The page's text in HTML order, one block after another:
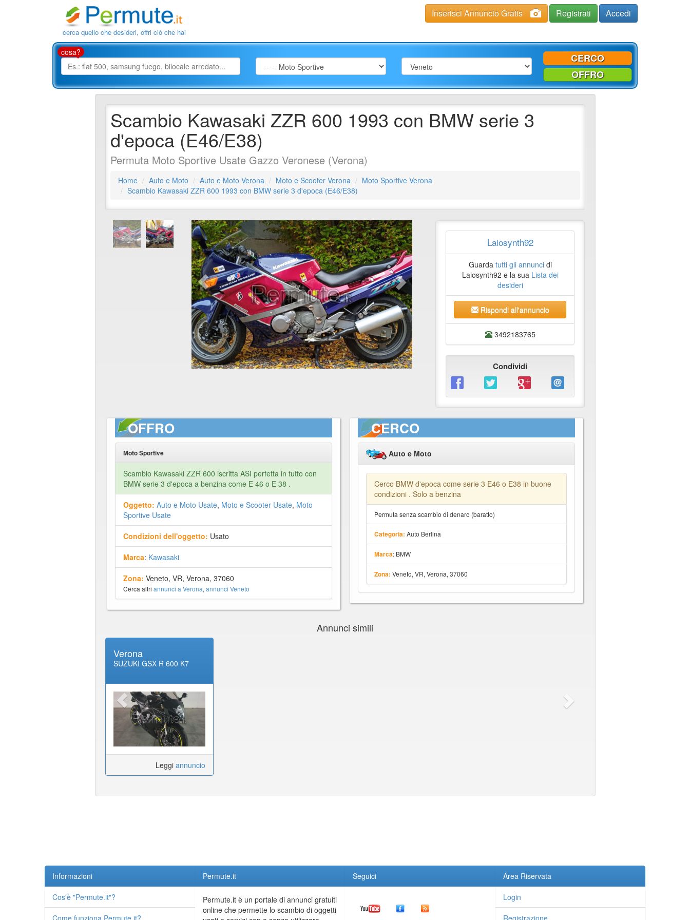
cerca quello che desideri, offri ciò che hai
Inserisci Annuncio Gratis Registrati Accedi
cosa?
CERCO
OFFRO
Scambio Kawasaki ZZR 600 1993 con BMW serie 3
d'epoca (E46/E38)
Permuta Moto Sportive Usate Gazzo Veronese (Verona)
Home Auto e Moto Auto e Moto Verona Moto e Scooter Verona
Moto Sportive Verona
Scambio Kawasaki ZZR 600 1993 con BMW serie 3 d'epoca (E46/E38)
Laiosynth92
Guarda tutti gli annuncidi
Laiosynth92 e la sua Lista dei
desideri
Rispondi all'annuncio
3492183765
Condividi
OFFRO
Moto Sportive
Scambio Kawasaki ZZR 600 iscritta ASI perfetta in tutto con
BMW serie 3 d'epoca a benzina come E 46 o E 38 .
Oggetto: Auto e Moto Usate, Moto e Scooter Usate, Moto
Sportive Usate
Condizioni dell'oggetto: Usato
Marca: Kawasaki
Zona: Veneto, VR, Verona, 37060
Cerca altri annunci a Verona, annunci Veneto
CERCO
Auto e Moto
Cerco BMW d'epoca come serie 3 E46 o E38 in buone
condizioni . Solo a benzina
Permuta senza scambio di denaro (baratto)
Categoria: Auto Berlina
Marca: BMW
Zona: Veneto, VR, Verona, 37060
Annunci simili
Verona
SUZUKI GSX R 600 K7
Leggi annuncio
Informazioni
Cos'è "Permute.it"?
Permute.it
Permute.it è un portale di annunci gratuiti
online che permette lo scambio di oggetti
Seguici Area Riservata
Login